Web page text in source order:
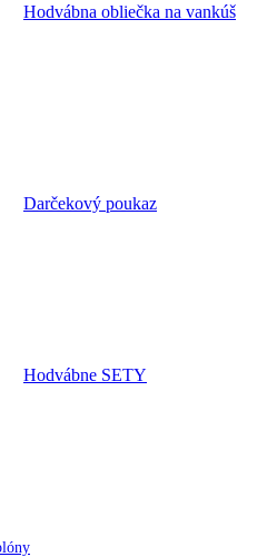
Hodvábna obliečka na vankúš
Darčekový poukaz
Hodvábne SETY